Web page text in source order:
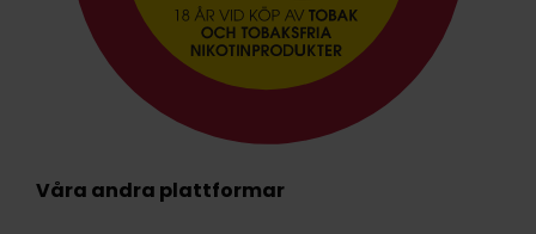
Våra andra plattformar